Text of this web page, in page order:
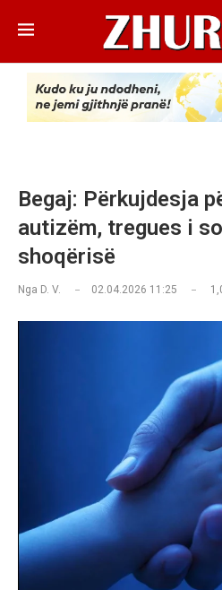
Begaj: Përkujdesja
autizëm, tregues i
shoqërisë
Nga D. V. 02.04.2026 11:25